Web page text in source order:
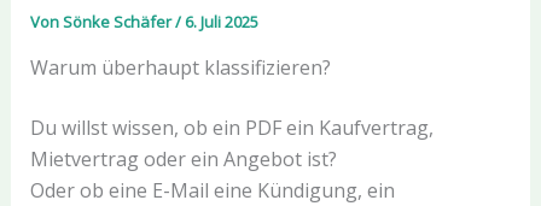
VonSönke Schäfer/6. Juli 2025
Warum überhaupt klassifizieren?
Du willst wissen, ob ein PDF ein Kaufvertrag,
Mietvertrag oder ein Angebot ist?
Oder ob eine E-Mail eine Kündigung, ein